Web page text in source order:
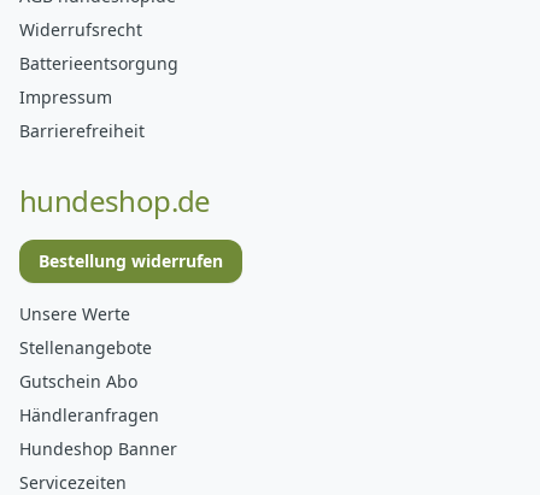
Widerrufsrecht
Batterieentsorgung
Impressum
Barrierefreiheit
hundeshop.de
Bestellung widerrufen
Unsere Werte
Stellenangebote
Gutschein Abo
Händleranfragen
Hundeshop Banner
Servicezeiten